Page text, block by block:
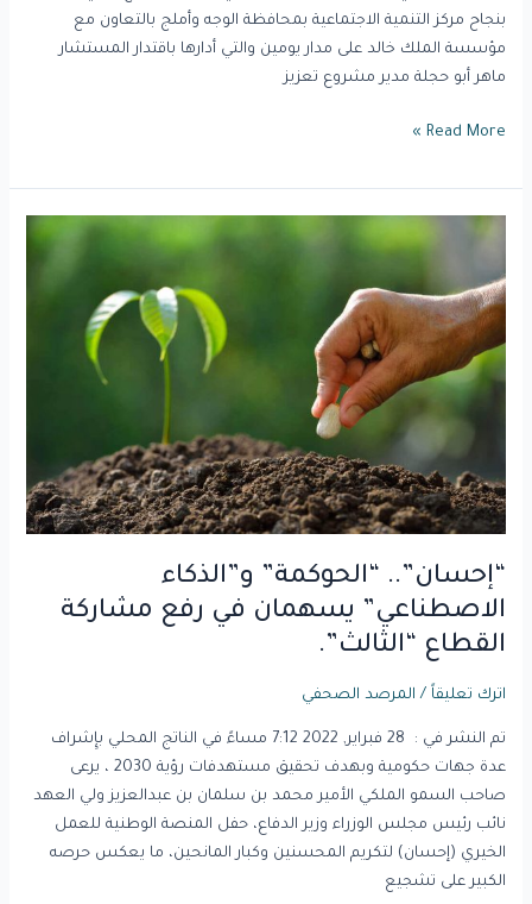
بنجاح مركز التنمية الاجتماعية بمحافظة الوجه وأملج بالتعاون مع
مؤسسة الملك خالد على مدار يومين والتي أدارها باقتدار المستشار
ماهر أبو حجلة مدير مشروع تعزيز
Read More »
“إحسان”.. “الحوكمة” و”الذكاء
الاصطناعي” يسهمان في رفع مشاركة
القطاع “الثالث”.
اترك تعليقاً / المرصد الصحفي
تم النشر في : 28 فبراير, 2022 7:12 مساءً في الناتج المحلي بإِشراف
عدة جهات حكومية وبهدف تحقيق مستهدفات رؤية 2030 ، يرعى
صاحب السمو الملكي الأمير محمد بن سلمان بن عبدالعزيز ولي العهد
نائب رئيس مجلس الوزراء وزير الدفاع، حفل المنصة الوطنية للعمل
الخيري (إحسان) لتكريم المحسنين وكبار المانحين، ما يعكس حرصه
الكبير على تشجيع
و”الذكاء
الاصطناعي”
يسهمان
في
القطاع
“الثالث”.